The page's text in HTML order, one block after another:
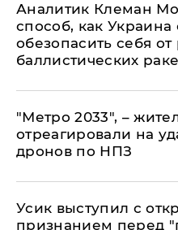
Аналитик Клеман
способ, как
обезопасить себя
баллистических
"Метро 2033", –
отреагировали на
дронов по НПЗ
Усик выступил с
признанием перед